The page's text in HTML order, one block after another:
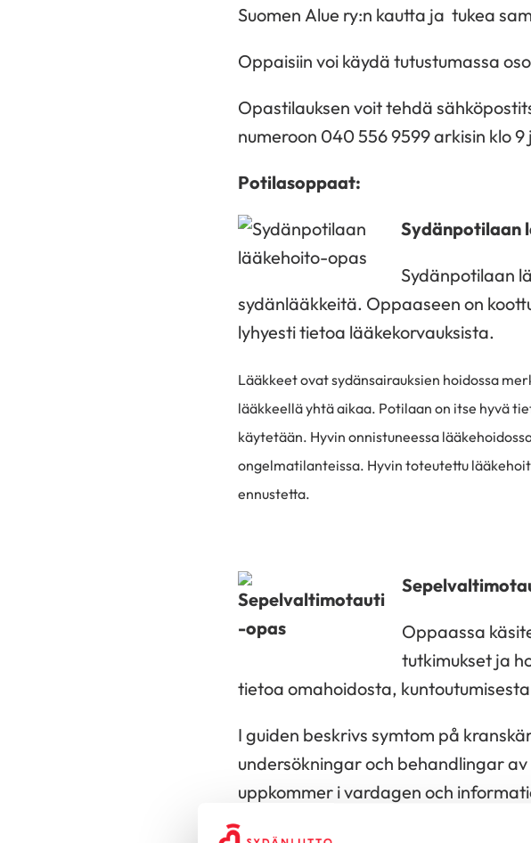
Suomen Alue ry:n kautta ja tukea
Oppaisiin voi käydä tutustumassa
Opastilauksen voittehdä
numeroon 040 556 9599 arkisin klo 9
Potilasoppaat:
Sydänpotilaan
Sydänpotilaan
sydänlääkkeitä. Oppaaseen on
lyhyesti tietoa lääkekorvauksista.
Lääkkeet ovat sydänsairauksien hoidossa
lääkkeellä yhtä aikaa. Potilaan on itse hyvä
käytetään. Hyvin onnistuneessa
ongelmatilanteissa. Hyvin toteutettu
ennustetta.
Oppaassa
tutkimukset ja
tietoa omahoidosta,
I guiden beskrivs symtom på
undersökningar och behandlingar
uppkommer i vardagen och